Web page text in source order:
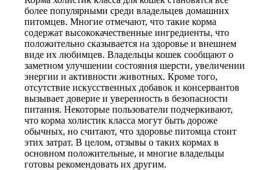
более популярными среди владельцев домашних
питомцев. Многие отмечают, что такие корма
содержат высококачественные ингредиенты, что
положительно сказывается на здоровье и внешнем
виде их любимцев. Владельцы кошек сообщают о
заметном улучшении состояния шерсти, увеличении
энергии и активности животных. Кроме того,
отсутствие искусственных добавок и консервантов
вызывает доверие и уверенность в безопасности
питания. Некоторые пользователи подчеркивают,
что корма холистик класса могут быть дороже
обычных, но считают, что здоровье питомца стоит
этих затрат. В целом, отзывы о таких кормах в
основном положительные, и многие владельцы
готовы рекомендовать их другим.